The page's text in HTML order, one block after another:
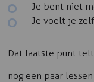
Je bent niet
Je voelt je
Dat laatste punt
nog een paar